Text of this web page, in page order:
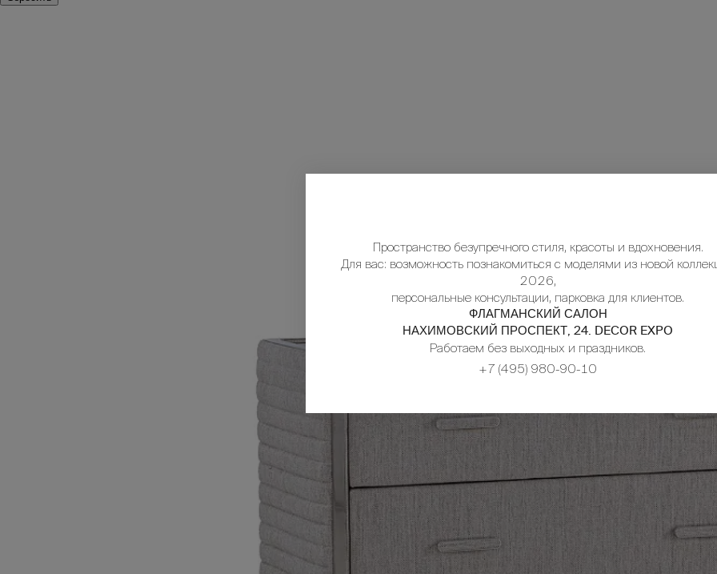
Пространство безупречного стиля, красоты и вдохновения.
Для вас: возможность познакомиться с моделями из новой
2026,
персональные консультации, парковка для клиентов.
ФЛАГМАНСКИЙ САЛОН
НАХИМОВСКИЙ ПРОСПЕКТ, 24. DECOR EXPO
Работаем без выходных и праздников.
+7 (495) 980-90-10